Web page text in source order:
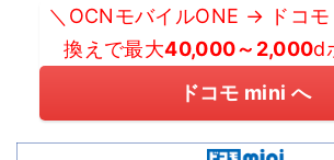
＼OCNモバイルONE → ドコモ
換えで最大40,000～2,000d
ドコモ mini へ